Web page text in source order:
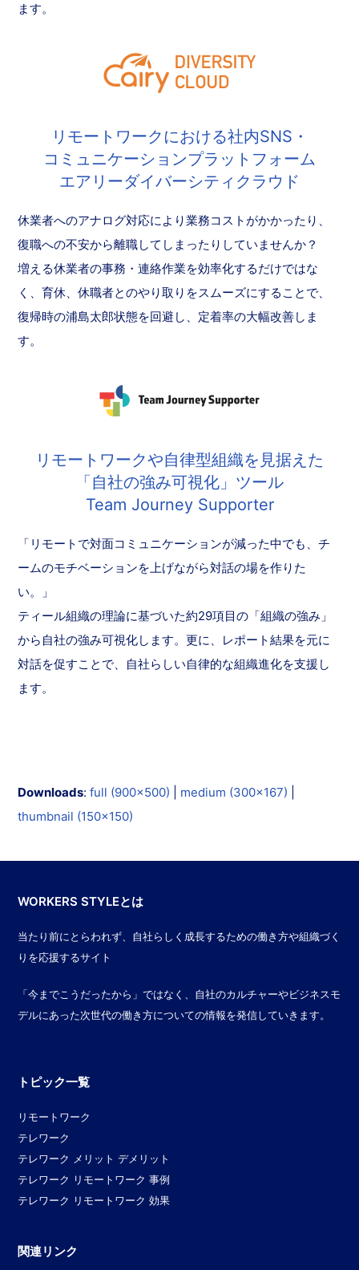
ます。
リモートワークにおける社内SNS・
コミュニケーションプラットフォーム
エアリーダイバーシティクラウド
休業者へのアナログ対応により業務コストがかかったり、
復職への不安から離職してしまったりしていませんか？
増える休業者の事務・連絡作業を効率化するだけではな
く、育休、休職者とのやり取りをスムーズにすることで、
復帰時の浦島太郎状態を回避し、定着率の大幅改善しま
す。
リモートワークや自律型組織を見据えた
「自社の強み可視化」ツール
Team Journey Supporter
「リモートで対面コミュニケーションが減った中でも、チ
ームのモチベーションを上げながら対話の場を作りた
い。」
ティール組織の理論に基づいた約29項目の「組織の強み」
から自社の強み可視化します。更に、レポート結果を元に
対話を促すことで、自社らしい自律的な組織進化を支援し
ます。
Downloads:full (900x500) medium (300x167)
thumbnail (150x150)
WORKERS STYLEとは
当たり前にとらわれず、自社らしく成長するための働き方や組織づく
りを応援するサイト
「今までこうだったから」ではなく、自社のカルチャーやビジネスモ
デルにあった次世代の働き方についての情報を発信していきます。
トピック一覧
リモートワーク
テレワーク
テレワーク メリット デメリット
テレワーク リモートワーク 事例
テレワーク リモートワーク 効果
関連リンク